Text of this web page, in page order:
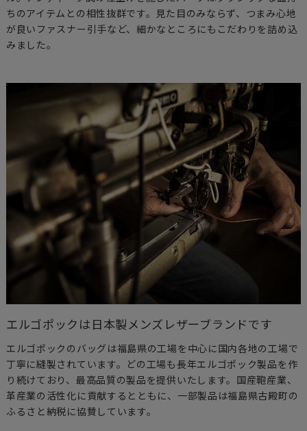
ちのアイテムとの相性抜群です。見た目のみならず、つまみ心地
が良いファスナー引手など、細かなところにもこだわりを詰め込
みました。
エルゴポックは日本製メンズレザーブランドです
エルゴポックのバッグは福島県の工場を中心に国内各地の工場で
丁寧に縫製されています。どの工場も長年エルゴポック製品を作
り続けており、最高品質の製品を提供いたします。国産鞄産業、
革産業の活性化に貢献するとともに、一部製品は福島県古殿町の
ふるさと納税に協賛しています。